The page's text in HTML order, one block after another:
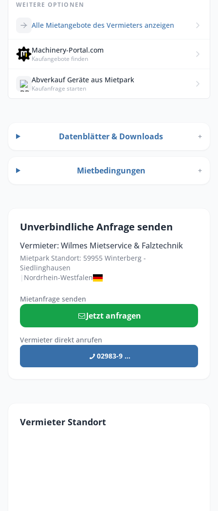
WEITERE OPTIONEN
Alle Mietangebote des Vermieters anzeigen
Machinery-Portal.com
Kaufangebote finden
Abverkauf Geräte aus Mietpark
Kaufanfrage starten
Datenblätter & Downloads +
Mietbedingungen +
Unverbindliche Anfrage senden
Vermieter: Wilmes Mietservice & Falztechnik
Mietpark Standort: 59955 Winterberg -
Siedlinghausen
| Nordrhein-Westfalen
Mietanfrage senden
Jetzt anfragen
Vermieter direkt anrufen
02983-9 ...
Vermieter Standort